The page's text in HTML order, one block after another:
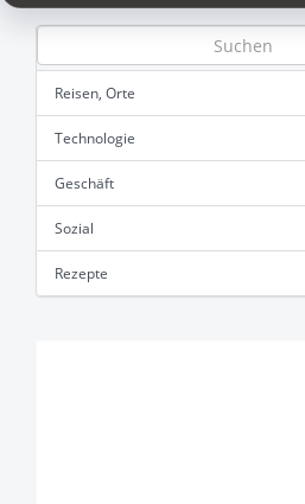
Reisen, Orte
Technologie
Geschäft
Sozial
Rezepte